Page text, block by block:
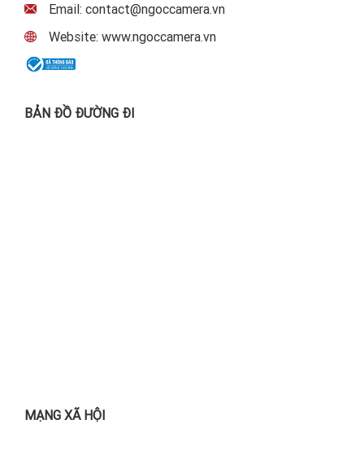
Email: contact@ngoccamera.vn
Website: www.ngoccamera.vn
BẢN ĐỒ ĐƯỜNG ĐI
MẠNG XÃ HỘI